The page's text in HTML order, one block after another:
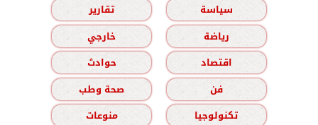
سياسة
تقارير
رياضة
خارجي
اقتصاد
حوادث
فن
صحة وطب
تكنولوجيا
منوعات